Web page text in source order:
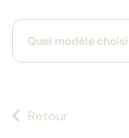
Quel modèle
Retour